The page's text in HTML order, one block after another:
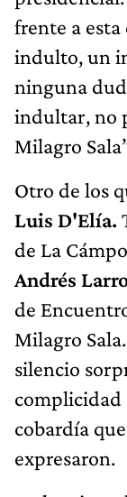
frente a
indulto, un
ninguna
indultar, no
Milagro
Otro de los
Luis D'Elía.
de La
Andrés
de
Milagro
silencio
complicidad
cobardía
expresaron.